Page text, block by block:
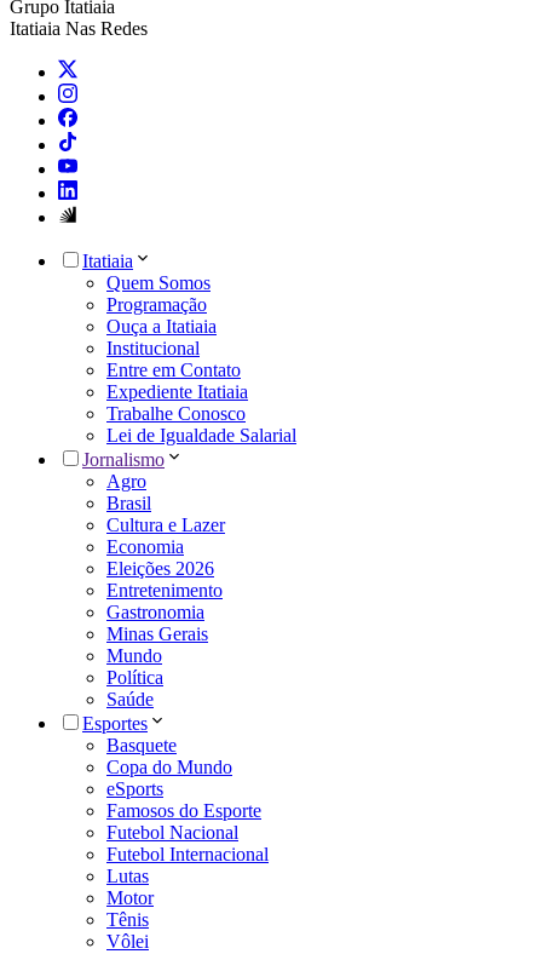
Grupo Itatiaia
Itatiaia Nas Redes
Itatiaia
Quem Somos
Programação
Ouça a Itatiaia
Institucional
Entre em Contato
Expediente Itatiaia
Trabalhe Conosco
Lei de Igualdade Salarial
Jornalismo
Agro
Brasil
Cultura e Lazer
Economia
Eleições 2026
Entretenimento
Gastronomia
Minas Gerais
Mundo
Política
Saúde
Esportes
Basquete
Copa do Mundo
eSports
Famosos do Esporte
Futebol Nacional
Futebol Internacional
Lutas
Motor
Tênis
Vôlei